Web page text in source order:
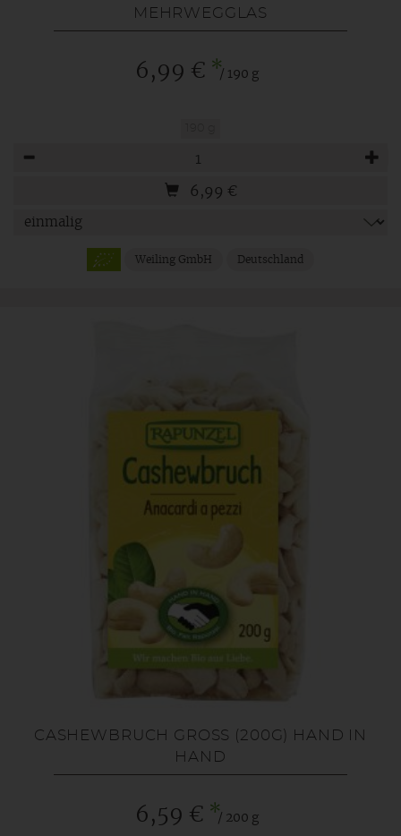
MEHRWEGGLAS
6,99 € */ 190 g
6,99 €
Weiling GmbH Deutschland
CASHEWBRUCH GROSS (200G) HAND IN H
AND
6,59 € */ 200 g